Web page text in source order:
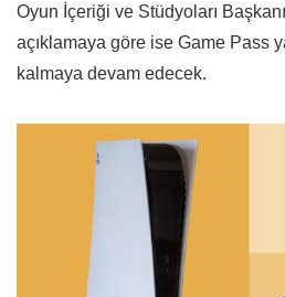
Oyun İçeriği ve Stüdyoları
açıklamaya göre ise Game Pass
kalmaya devam edecek.